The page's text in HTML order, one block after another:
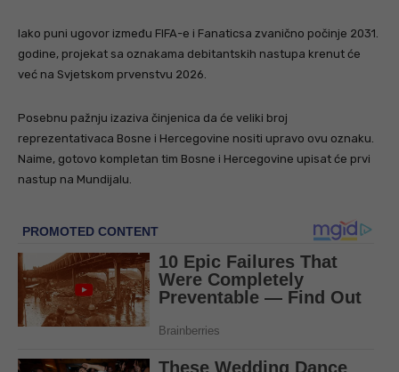
Iako puni ugovor između FIFA-e i Fanaticsa zvanično počinje 2031.
godine, projekat sa oznakama debitantskih nastupa krenut će
već na Svjetskom prvenstvu 2026.
Posebnu pažnju izaziva činjenica da će veliki broj
reprezentativaca Bosne i Hercegovine nositi upravo ovu oznaku.
Naime, gotovo kompletan tim Bosne i Hercegovine upisat će prvi
nastup na Mundijalu.